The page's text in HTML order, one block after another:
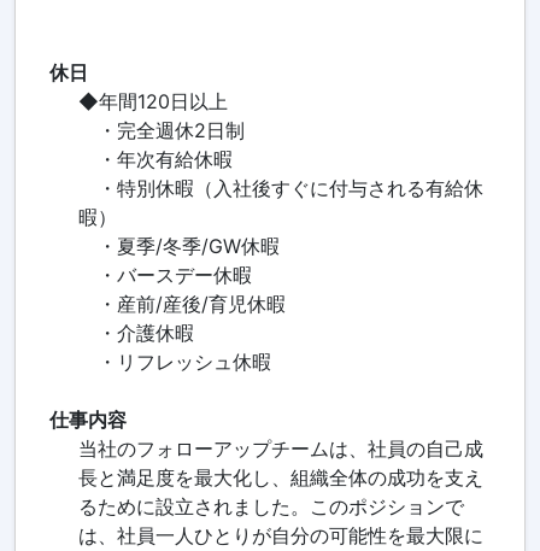
休日
◆年間120日以上
・完全週休2日制
・年次有給休暇
・特別休暇（入社後すぐに付与される有給休
暇）
・夏季/冬季/GW休暇
・バースデー休暇
・産前/産後/育児休暇
・介護休暇
・リフレッシュ休暇
仕事内容
当社のフォローアップチームは、社員の自己成
長と満足度を最大化し、組織全体の成功を支え
るために設立されました。このポジションで
は、社員一人ひとりが自分の可能性を最大限に